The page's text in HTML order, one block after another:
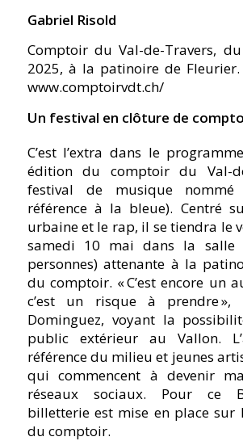
Gabriel Risold
Comptoir du Val-de-Travers,
2025, à la patinoire de Fleurier.
www.comptoirvdt.ch/
Un festival en clôture de
C’est l’extra dans le
édition du comptoir du Val-
festival de musique nommé
référence à la bleue). Centré
urbaine et le rap, il se tiendra le
samedi 10 mai dans la salle
personnes) attenante à la
du comptoir. « C’est encore un
c’est un risque à prendre »,
Dominguez, voyant la
public extérieur au Vallon.
référence du milieu et jeunes
qui commencent à devenir
réseaux sociaux. Pour ce
billetterie est mise en place sur
du comptoir.